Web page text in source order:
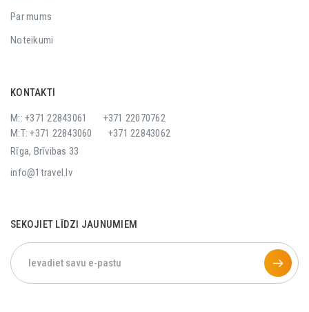
Par mums
Noteikumi
KONTAKTI
M:: +371 22843061
+371 22070762
M:T: +371 22843060
+371 22843062
Rīga, Brīvibas 33
info@1travel.lv
SEKOJIET LĪDZI JAUNUMIEM